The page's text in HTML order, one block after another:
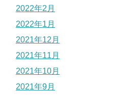
2022年2月
2022年1月
2021年12月
2021年11月
2021年10月
2021年9月